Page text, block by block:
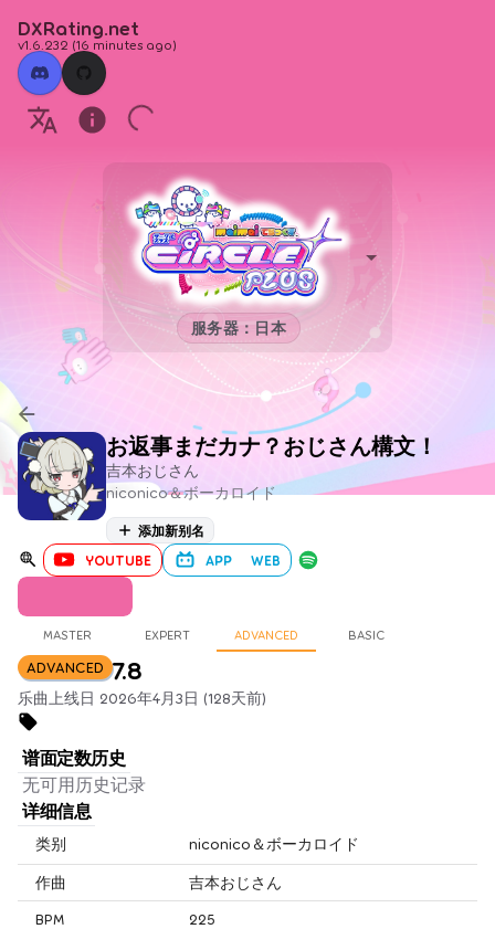
DXRating.net
v1.6.232 (16 minutes ago)
服务器：日本
お返事まだカナ？おじさん構文！
吉本おじさん
niconico＆ボーカロイド
添加新别名
YOUTUBE APP WEB
MASTER EXPERT ADVANCED BASIC
ADVANCED 7.8
乐曲上线日 2026年4月3日 (128天前)
谱面定数历史
无可用历史记录
详细信息
类别 niconico＆ボーカロイド
作曲
吉本おじさん
BPM
225